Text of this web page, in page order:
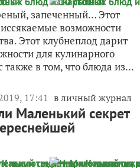
запеченный… Этот
возможности
Этот клубнеплод дарит
для кулинарного
в том, что блюда из...
17:41 в личный журнал
Маленький секрет